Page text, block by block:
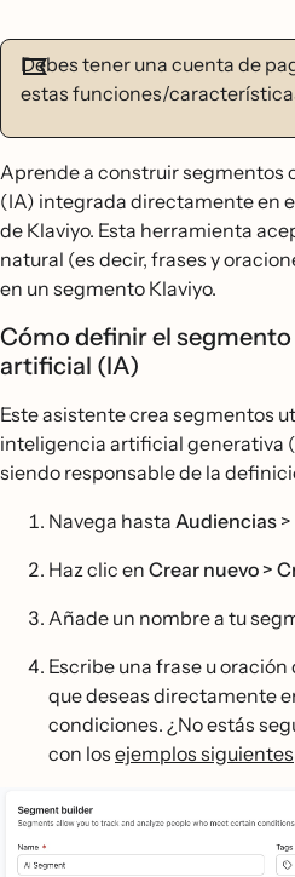
Debes tener una cuenta de
estas funciones/
Aprende a construir segmentos
(IA) integrada directamente en
de Klaviyo. Esta herramienta
natural (es decir, frases y
en un segmento Klaviyo.
Cómo definir el
artificial (IA)
Este asistente crea segmentos
inteligencia artificial generativa
siendo responsable de la
Navega hasta Audiencias >
Haz clic en Crear nuevo >
Añade un nombre a tu
Escribe una frase u
que deseas directamente
condiciones. ¿No estás
con los ejemplos siguientes